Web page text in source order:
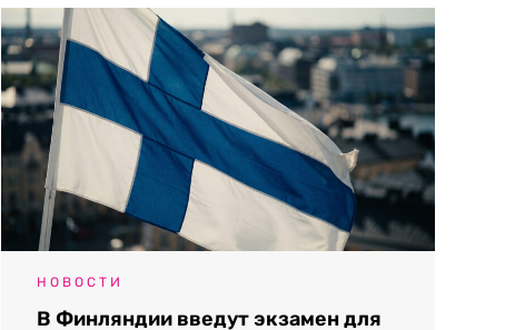
НОВОСТИ
В Финляндии введут экзамен для